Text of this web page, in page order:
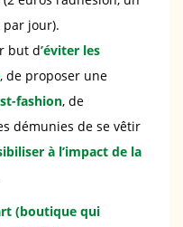
par jour).
but d’éviter les
, de proposer une
fashion, de
démunies de se vêtir
à l’impact de la
(boutique qui